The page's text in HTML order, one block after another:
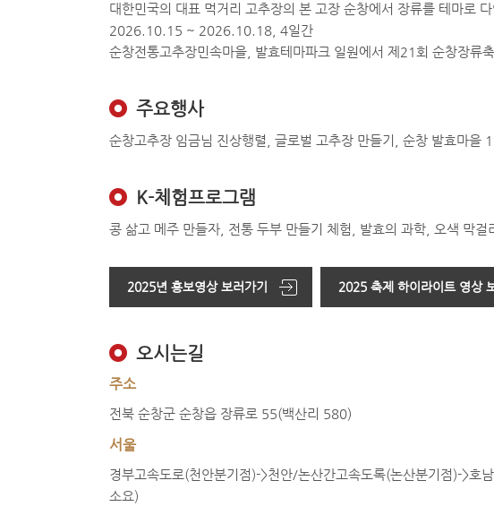
대한민국의 대표 먹거리 고추장의 본 고장 순창에서 장류를 테마로
2026.10.15 ~ 2026.10.18, 4일간
순창전통고추장민속마을, 발효테마파크 일원에서 제21회 순창장류
주요행사
순창고추장 임금님 진상행렬, 글로벌 고추장 만들기, 순창 발효마을
K-체험프로그램
콩 삶고 메주 만들자, 전통 두부 만들기 체험, 발효의 과학, 오색 막걸
2025년 홍보영상 보러가기 2025 축제 하이라이트 영상
오시는길
주소
전북 순창군 순창읍 장류로 55(백산리 580)
서울
경부고속도로(천안분기점)->천안/논산간고속도록(논산분기점)->
소요)